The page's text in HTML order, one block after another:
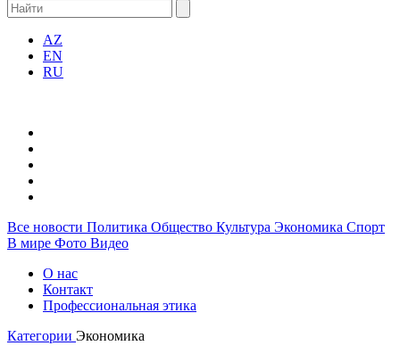
AZ
EN
RU
Все новости Политика Общество Культура Экономика Спорт
В мире Фото Видео
О нас
Контакт
Профессиональная этика
Категории Экономика